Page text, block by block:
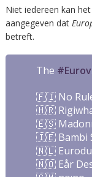
Niet iedereen kan
aangegeven dat
betreft.
The
🇫🇮 No
🇭🇷
🇪🇸
🇮🇪 Bambi
🇳🇱
🇳🇴 Eår